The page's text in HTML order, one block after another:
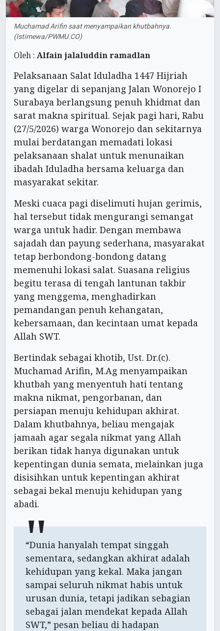
Muchamad Arifin saat menyampaikan khutbahnya.
(Istimewa/PWMU.CO)
Oleh : Alfain jalaluddin ramadlan
Pelaksanaan Salat Iduladha 1447 Hijriah
yang digelar di sepanjang Jalan Wonorejo I
Surabaya berlangsung penuh khidmat dan
sarat makna spiritual. Sejak pagi hari, Rabu
(27/5/2026) warga Wonorejo dan sekitarnya
mulai berdatangan memadati lokasi
pelaksanaan shalat untuk menunaikan
ibadah Iduladha bersama keluarga dan
masyarakat sekitar.
Meski cuaca pagi diselimuti hujan gerimis,
hal tersebut tidak mengurangi semangat
warga untuk hadir. Dengan membawa
sajadah dan payung sederhana, masyarakat
tetap berbondong-bondong datang
memenuhi lokasi salat. Suasana religius
begitu terasa di tengah lantunan takbir
yang menggema, menghadirkan
pemandangan penuh kehangatan,
kebersamaan, dan kecintaan umat kepada
Allah SWT.
Bertindak sebagai khotib, Ust. Dr.(c).
Muchamad Arifin, M.Ag menyampaikan
khutbah yang menyentuh hati tentang
makna nikmat, pengorbanan, dan
persiapan menuju kehidupan akhirat.
Dalam khutbahnya, beliau mengajak
jamaah agar segala nikmat yang Allah
berikan tidak hanya digunakan untuk
kepentingan dunia semata, melainkan juga
disisihkan untuk kepentingan akhirat
sebagai bekal menuju kehidupan yang
abadi.
“Dunia hanyalah tempat singgah
sementara, sedangkan akhirat adalah
kehidupan yang kekal. Maka jangan
sampai seluruh nikmat habis untuk
urusan dunia, tetapi jadikan sebagian
sebagai jalan mendekat kepada Allah
SWT,” pesan beliau di hadapan